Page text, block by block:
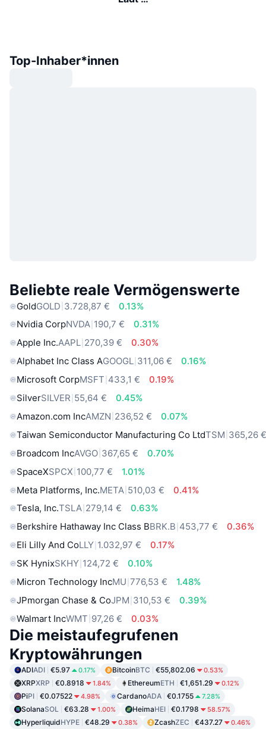
Top-Inhaber*innen
Beliebte reale Vermögenswerte
GoldGOLD 3.728,87 €
0.13%
Nvidia CorpNVDA 190,7 €
0.31%
Apple Inc.AAPL 270,39 €
0.30%
Alphabet Inc Class AGOOGL 311,06 €
0.16%
Microsoft CorpMSFT 433,1 €
0.19%
SilverSILVER 55,64 €
0.45%
Amazon.com IncAMZN 236,52 €
0.07%
Taiwan Semiconductor Manufacturing Co LtdTSM 365,26
Broadcom IncAVGO 367,65 €
0.70%
SpaceXSPCX 100,77 €
1.01%
Meta Platforms, Inc.META 510,03 €
0.41%
Tesla, Inc.TSLA 279,14 €
0.63%
Berkshire Hathaway Inc Class BBRK.B 453,77 €
0.36%
Eli Lilly And CoLLY 1.032,97 €
0.17%
SK HynixSKHY 124,72 €
0.10%
Micron Technology IncMU 776,53 €
1.48%
JPmorgan Chase & CoJPM 310,53 €
0.39%
Walmart IncWMT 97,26 € 0.03%
Die meistaufegrufenen
Kryptowährungen
ADIADI €5.97 0.17% BitcoinBTC €55,802.06 0.53%
XRPXRP €0.8918 1.84% EthereumETH €1,651.29 0.12%
PiPI €0.07522 4.98% CardanoADA €0.1755 7.28%
SolanaSOL €63.28 1.00% HeimaHEI €0.1798 58.57%
HyperliquidHYPE €48.29 0.38% ZcashZEC €437.27 0.46%